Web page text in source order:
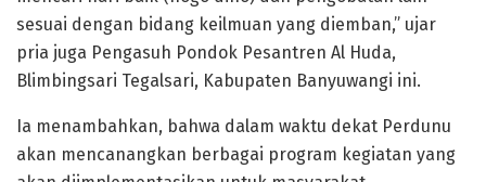
sesuai dengan bidang keilmuan yang diemban,” ujar
pria juga Pengasuh Pondok Pesantren Al Huda,
Blimbingsari Tegalsari, Kabupaten Banyuwangi ini.
Ia menambahkan, bahwa dalam waktu dekat Perdunu
akan mencanangkan berbagai program kegiatan yang